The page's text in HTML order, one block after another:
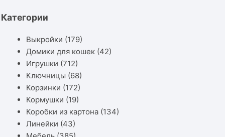
Категории
Выкройки (179)
Домики для кошек (42)
Игрушки (712)
Ключницы (68)
Корзинки (172)
Кормушки (19)
Коробки из картона (134)
Линейки (43)